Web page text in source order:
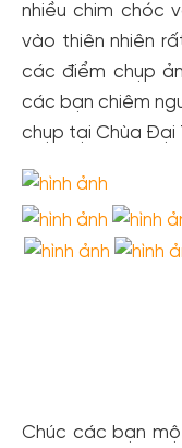
nhiều chim chóc
vào thiên nhiên
các điểm chụp
các bạn chiêm
chụp tại Chùa Đại
Chúc các bạn